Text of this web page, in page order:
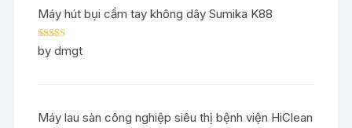
Máy hút bụi cầm tay không dây Sumika K88
Rated5out
of 5
by dmgt
Máy lau sàn công nghiệp siêu thị bệnh viện HiClean